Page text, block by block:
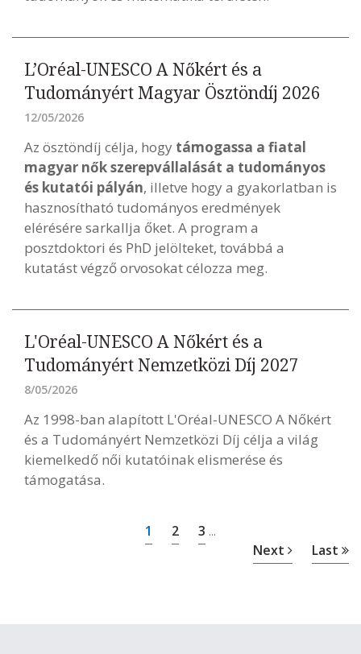
L’Oréal-UNESCO A Nőkért és a
Tudományért Magyar Ösztöndíj 2026
12/05/2026
Az ösztöndíj célja, hogy támogassa a fiatal
magyar nők szerepvállalását a tudományos
és kutatói pályán, illetve hogy a gyakorlatban is
hasznosítható tudományos eredmények
elérésére sarkallja őket. A program a
posztdoktori és PhD jelölteket, továbbá a
kutatást végző orvosokat célozza meg.
L'Oréal-UNESCO A Nőkért és a
Tudományért Nemzetközi Díj 2027
8/05/2026
Az 1998-ban alapított L'Oréal-UNESCO A Nőkért
és a Tudományért Nemzetközi Díj célja a világ
kiemelkedő női kutatóinak elismerése és
támogatása.
1 2 3 ...
Next Last